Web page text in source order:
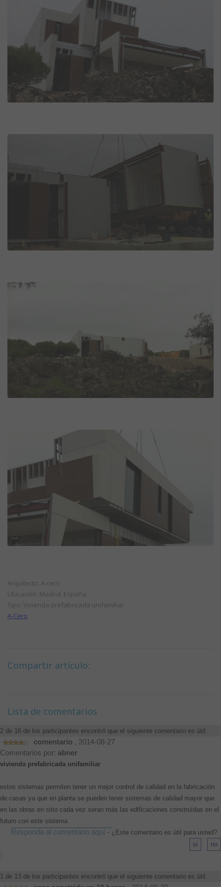
Arquitecto: A-cero
Ubicación: Madrid, España
Tipo: Vivienda prefabricada unifamiliar
A-Cero
Compartir artículo:
Lista de comentarios
2 de 16 de los participantes encontró que el siguiente comentario es útil:
comentario , 2014-08-27
Comentarios por: abner
vivienda prefabricada unifamiliar
estos sistemas permiten tener un mejor control de calidad en la fabricación
de casas ya que en planta se pueden tener sistemas de calidad mayor que
en las obras en sitio cada vez seran más las edificaciones construídas en el
futuro con este sistema
Responda al comentario aquí - ¿Este comentario es útil para usted?
1 de 13 de los participantes encontró que el siguiente comentario es útil: